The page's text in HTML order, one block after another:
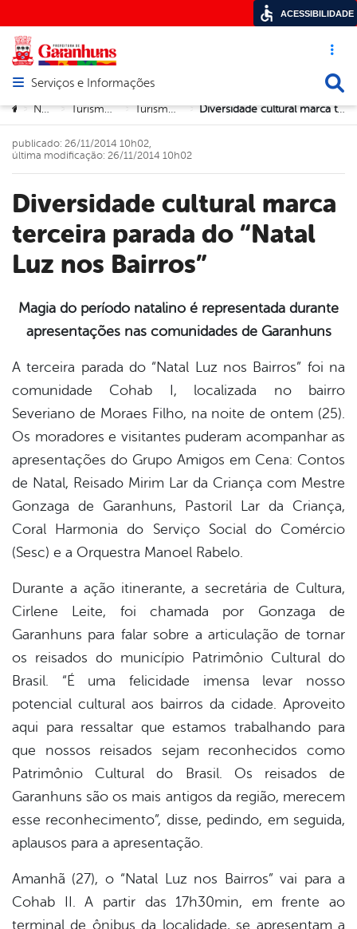
Acesso
Abrir menu principal de navegação
Serviços e Informações
Você está aqui:
> Notícias > Turismo e Cultura > Turismo e Cultura > Diversidade cultural marca terceira parada do “Natal Luz nos Bairros”
Diversidade cultural marca
terceira parada do “Natal
Luz nos Bairros”
publicado: 26/11/2014 10h02,
última modificação: 26/11/2014 10h02
Magia do período natalino é representada durante
apresentações nas comunidades de Garanhuns
A terceira parada do “Natal Luz nos Bairros” foi na
comunidade Cohab I, localizada no bairro
Severiano de Moraes Filho, na noite de ontem (25).
Os moradores e visitantes puderam acompanhar as
apresentações do Grupo Amigos em Cena: Contos
de Natal, Reisado Mirim Lar da Criança com Mestre
Gonzaga de Garanhuns, Pastoril Lar da Criança,
Coral Harmonia do Serviço Social do Comércio
(Sesc) e a Orquestra Manoel Rabelo.
Durante a ação itinerante, a secretária de Cultura,
Cirlene Leite, foi chamada por Gonzaga de
Garanhuns para falar sobre a articulação de tornar
os reisados do município Patrimônio Cultural do
Brasil. “É uma felicidade imensa levar nosso
potencial cultural aos bairros da cidade. Aproveito
aqui para ressaltar que estamos trabalhando para
que nossos reisados sejam reconhecidos como
Patrimônio Cultural do Brasil. Os reisados de
Garanhuns são os mais antigos da região, merecem
esse reconhecimento”, disse, pedindo, em seguida,
aplausos para a apresentação.
Amanhã (27), o “Natal Luz nos Bairros” vai para a
Cohab II. A partir das 17h30min, em frente ao
terminal de ônibus da localidade, se apresentam a
ACESSIBILIDADE